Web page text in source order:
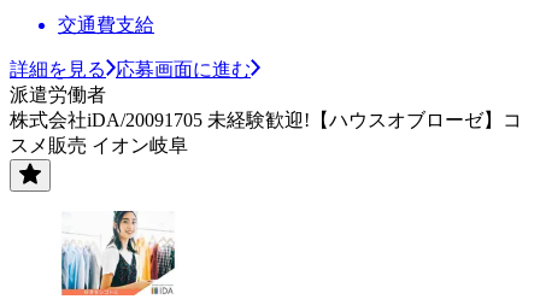
交通費支給
詳細を見る
応募画面に進む
派遣労働者
株式会社iDA/20091705 未経験歓迎!【ハウスオブローゼ】コ
スメ販売 イオン岐阜